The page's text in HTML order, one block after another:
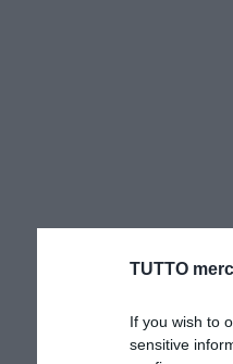
TUTTO
If you wish to
sensitive